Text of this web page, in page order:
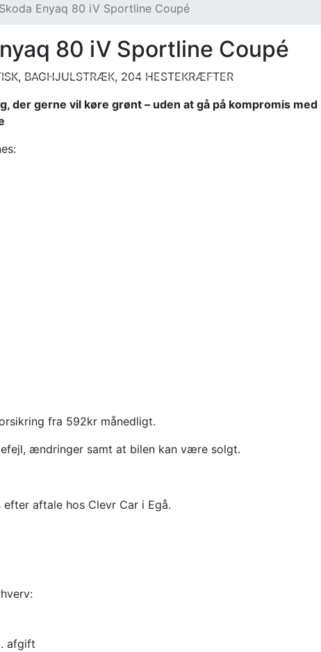
Skoda Enyaq 80 iV Sportline Coupé
80 iV Sportline Coupé
BAGHJULSTRÆK, 204 HESTEKRÆFTER
der gerne vil køre grønt – uden at gå på kompromis med
fra 592kr månedligt.
ændringer samt at bilen kan være solgt.
aftale hos Clevr Car i Egå.
afgift